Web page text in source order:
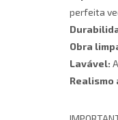
perfeita
Obra
Lavável:
Realismo